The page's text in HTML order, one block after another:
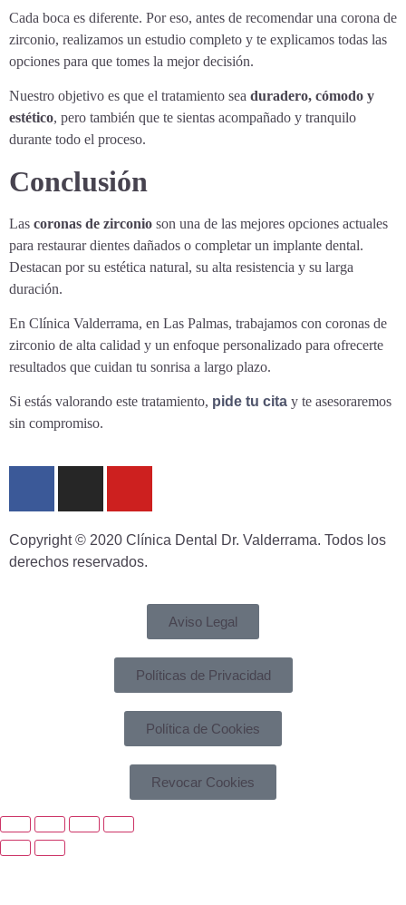
Cada boca es diferente. Por eso, antes de recomendar una corona de
zirconio, realizamos un estudio completo y te explicamos todas las
opciones para que tomes la mejor decisión.
Nuestro objetivo es que el tratamiento sea duradero, cómodo y
estético, pero también que te sientas acompañado y tranquilo
durante todo el proceso.
Conclusión
Las coronas de zirconio son una de las mejores opciones actuales
para restaurar dientes dañados o completar un implante dental.
Destacan por su estética natural, su alta resistencia y su larga
duración.
En Clínica Valderrama, en Las Palmas, trabajamos con coronas de
zirconio de alta calidad y un enfoque personalizado para ofrecerte
resultados que cuidan tu sonrisa a largo plazo.
Si estás valorando este tratamiento, pide tu cita y te asesoraremos
sin compromiso.
Copyright © 2020 Clínica Dental Dr. Valderrama. Todos los
derechos reservados.
Aviso Legal
Políticas de Privacidad
Política de Cookies
Revocar Cookies